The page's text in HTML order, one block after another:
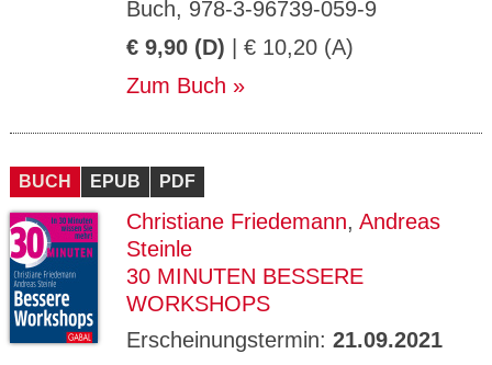
Buch, 978-3-96739-059-9
€ 9,90 (D) | € 10,20 (A)
Zum Buch
BUCH EPUB PDF
Christiane Friedemann, Andreas
Steinle
30 MINUTEN BESSERE
WORKSHOPS
Erscheinungstermin: 21.09.2021